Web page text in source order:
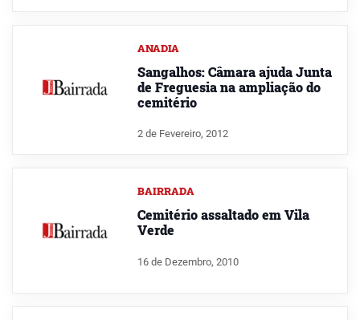
ANADIA
Sangalhos: Câmara ajuda Junta
de Freguesia na ampliação do
cemitério
2 de Fevereiro, 2012
BAIRRADA
Cemitério assaltado em Vila
Verde
16 de Dezembro, 2010